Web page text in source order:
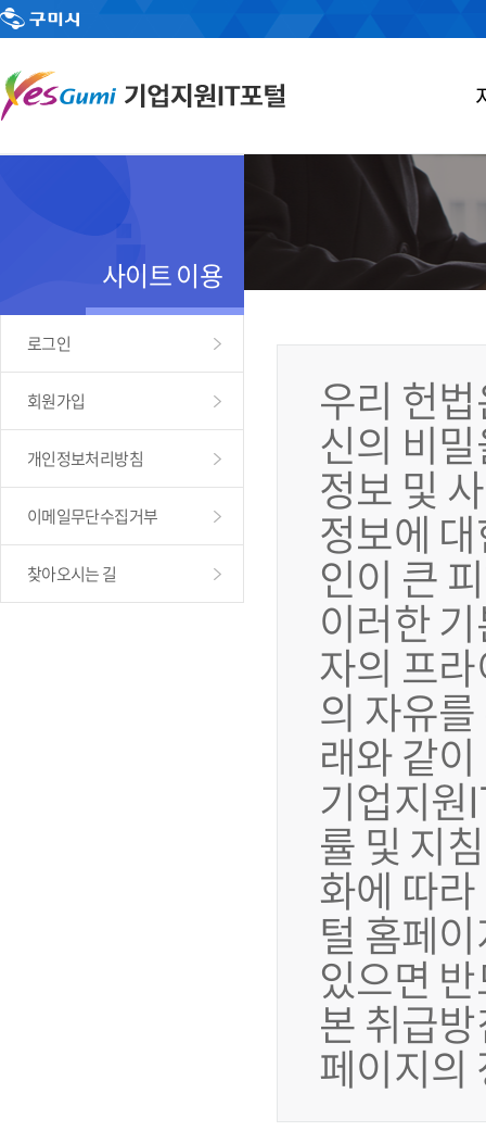
사이트 이용
로그인
회원가입
개인정보처리방침
이메일무단수집거부
찾아오시는 길
우리 헌
신의 비
정보 및
정보에
인이 큰
이러한
자의 프
의 자유
래와 같
기업지원
률 및 지
화에 따
털 홈페
있으면
본 취급
페이지의